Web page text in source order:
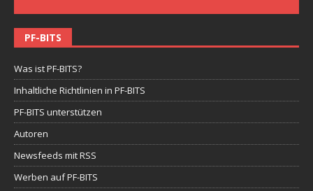
PF-BITS
Was ist PF-BITS?
Inhaltliche Richtlinien in PF-BITS
PF-BITS unterstützen
Autoren
Newsfeeds mit RSS
Werben auf PF-BITS